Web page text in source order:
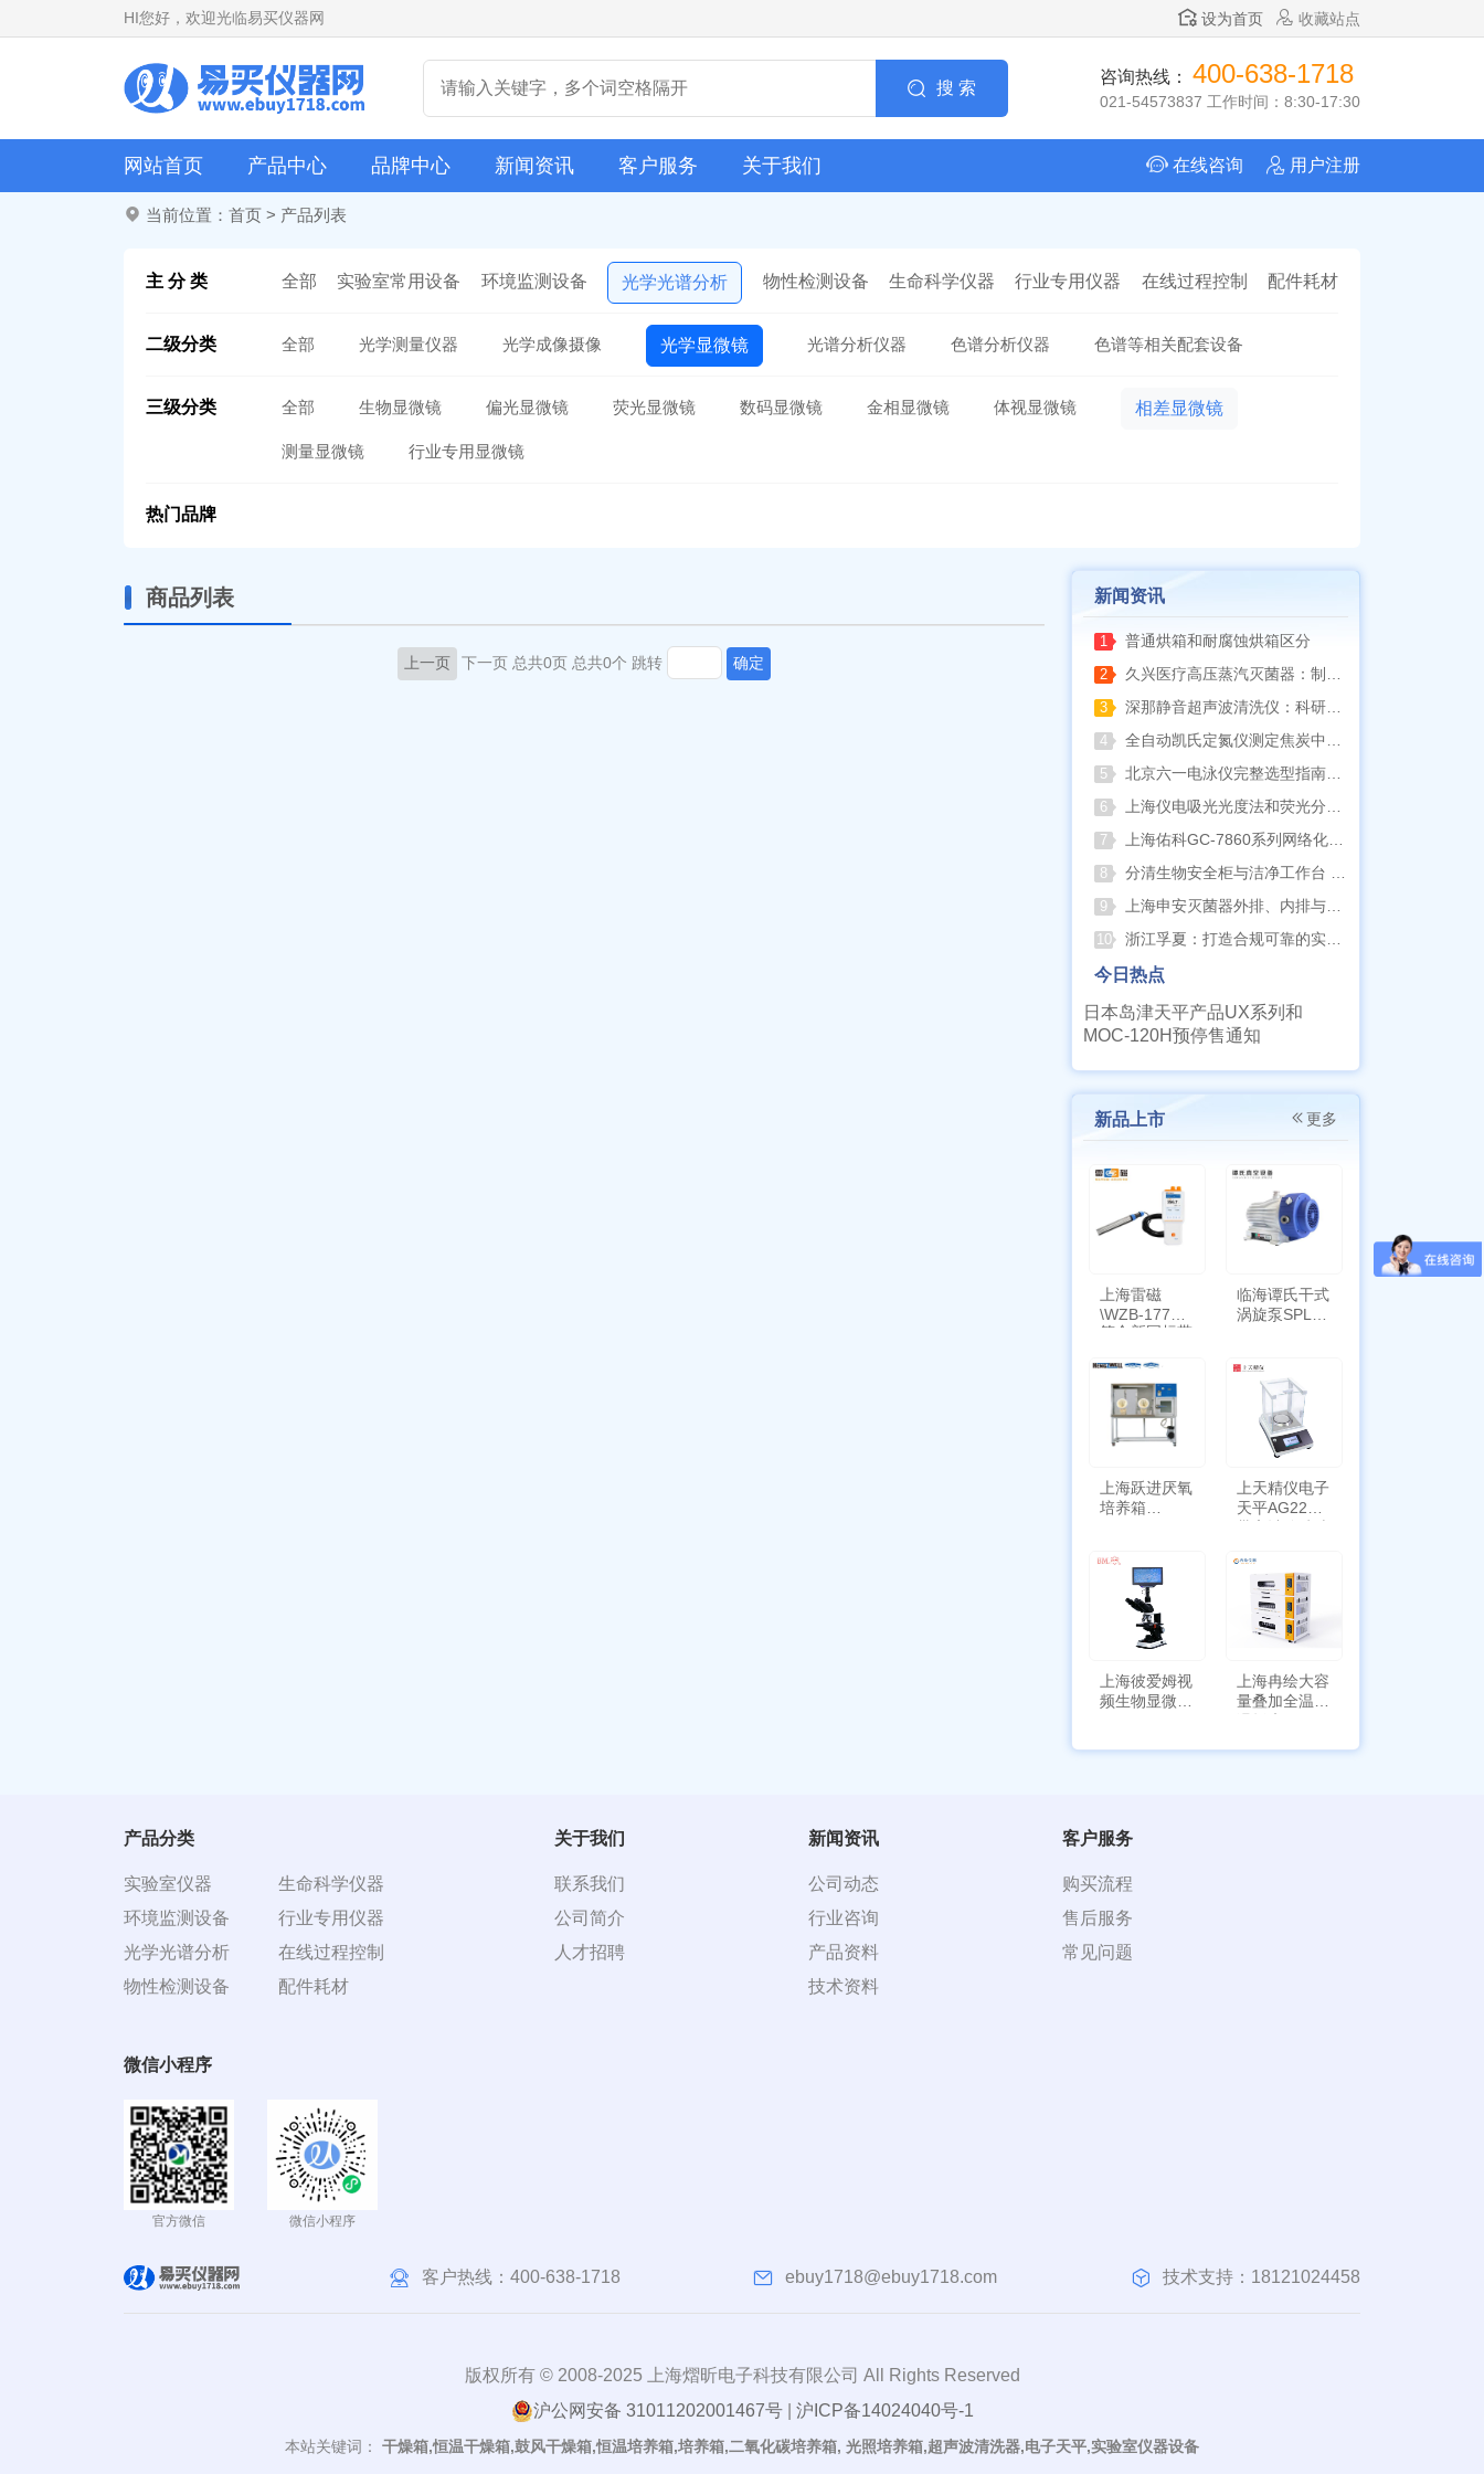
HI您好，欢迎光临易买仪器网 设为首页 收藏站点
搜 索
咨询热线： 400-638-1718
021-54573837 工作时间：8:30-17:30
网站首页 产品中心 品牌中心 新闻资讯 客户服务 关于我们 在线咨询 用户注册
当前位置： 首页 > 产品列表
主 分 类 全部 实验室常用设备 环境监测设备 光学光谱分析 物性检测设备 生命科学仪器 行业专用仪器 在线过程控制 配件耗材
二级分类 全部 光学测量仪器 光学成像摄像 光学显微镜 光谱分析仪器 色谱分析仪器 色谱等相关配套设备
三级分类 全部 生物显微镜 偏光显微镜 荧光显微镜 数码显微镜 金相显微镜 体视显微镜 相差显微镜
测量显微镜 行业专用显微镜
热门品牌
商品列表
上一页 下一页 总共0页 总共0个 跳转 确定
新闻资讯
1 普通烘箱和耐腐蚀烘箱区分
2 久兴医疗高压蒸汽灭菌器：制药科研灭菌的可靠之选
3 深那静音超声波清洗仪：科研洁净新标准，安静高效更安心
4 全自动凯氏定氮仪测定焦炭中氮 上海纤检助力焦化行业精准检测
5 北京六一电泳仪完整选型指南（分电泳槽 + 电源两大模块，按实验场景直接匹配）
6 上海仪电吸光光度法和荧光分析法的异同
7 上海佑科GC-7860系列网络化气相色谱仪
8 分清生物安全柜与洁净工作台 苏州安泰科普两类设备差异
9 上海申安灭菌器外排、内排与干燥功能全解析
10 浙江孚夏：打造合规可靠的实验室洁净装备
今日热点
日本岛津天平产品UX系列和
MOC-120H预停售通知
新品上市 更多
上海雷磁
\WZB-177Y
符合新国标带
临海谭氏干式
涡旋泵SPL-
上海跃进厌氧
培养箱
上天精仪电子
天平AG2255
上海彼爱姆视
频生物显微镜
上海冉绘大容
量叠加全温恒
产品分类
实验室仪器
环境监测设备
光学光谱分析
物性检测设备
生命科学仪器
行业专用仪器
在线过程控制
配件耗材
关于我们
联系我们
公司简介
人才招聘
新闻资讯
公司动态
行业咨询
产品资料
技术资料
客户服务
购买流程
售后服务
常见问题
微信小程序
官方微信 微信小程序
客户热线： 400-638-1718 ebuy1718@ebuy1718.com 技术支持：18121024458
版权所有 © 2008-2025 上海熠昕电子科技有限公司 All Rights Reserved
沪公网安备 31011202001467号| 沪ICP备14024040号-1
本站关键词： 干燥箱,恒温干燥箱,鼓风干燥箱,恒温培养箱,培养箱,二氧化碳培养箱, 光照培养箱,超声波清洗器,电子天平,实验室仪器设备